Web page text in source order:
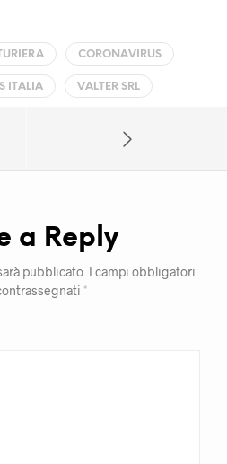
CORONAVIRUS
ITALIA VALTER SRL
a Reply
pubblicato. I campi obbligatori
*